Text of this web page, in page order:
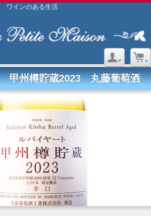
ワインのある生活
甲州樽貯蔵2023 丸藤葡萄酒